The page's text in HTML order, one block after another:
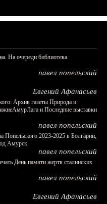
На очереди библиотека
павел попельский
Евгений Афанасьев
Архив газеты Природа и
и Последние выставки
павел попельский
Попельского 2023-2025 в Болгарии,
Амурск
павел попельский
День памяти жертв сталинских
павел попельский
Евгений Афанасьев